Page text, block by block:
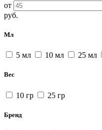
от
руб.
Мл
5 мл 10 мл 25 мл
Вес
10 гр 25 гр
Бренд